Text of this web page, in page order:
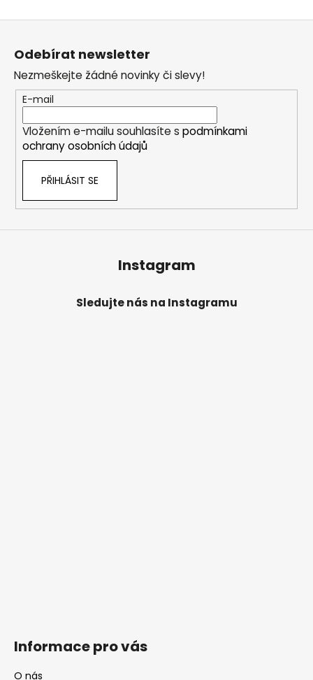
Z
Odebírat newsletter
Nezmeškejte žádné novinky či slevy!
E-mail
Vložením e-mailu souhlasíte s podmínkami
ochrany osobních údajů
PŘIHLÁSIT SE
Instagram
Sledujte nás na Instagramu
Informace pro vás
O nás